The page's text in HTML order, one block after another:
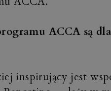
ACCA są
inspirujący jest